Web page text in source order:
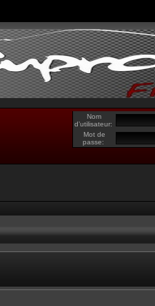
Nom
d’utilisateur:
Mot de
passe: